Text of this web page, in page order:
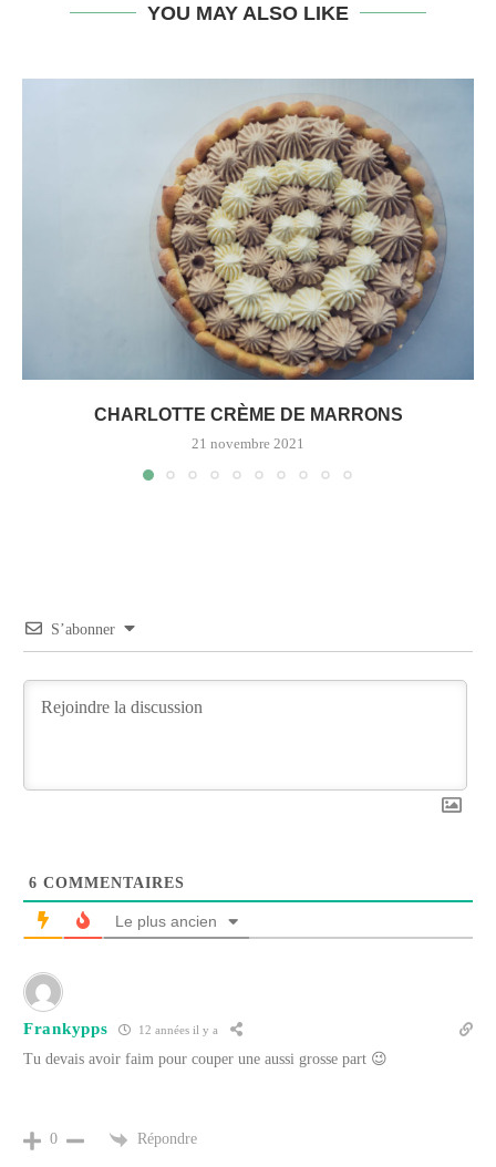
YOU MAY ALSO LIKE
CHARLOTTE CRÈME DE MARRONS
21 novembre 2021
S’abonner
6 COMMENTAIRES
Le plus ancien
Frankypps 12 années il y a
Tu devais avoir faim pour couper une aussi grosse part 😉
0 Répondre